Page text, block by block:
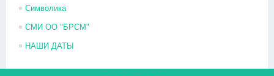
Символика
СМИ ОО "БРСМ"
НАШИ ДАТЫ